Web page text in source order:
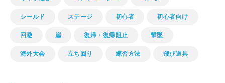
シールド ステージ 初心者 初心者向け
回避 崖 復帰・復帰阻止 撃墜
海外大会 立ち回り 練習方法 飛び道具